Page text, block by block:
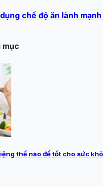
chế độ ăn lành
mục
thế nào để tốt cho sức